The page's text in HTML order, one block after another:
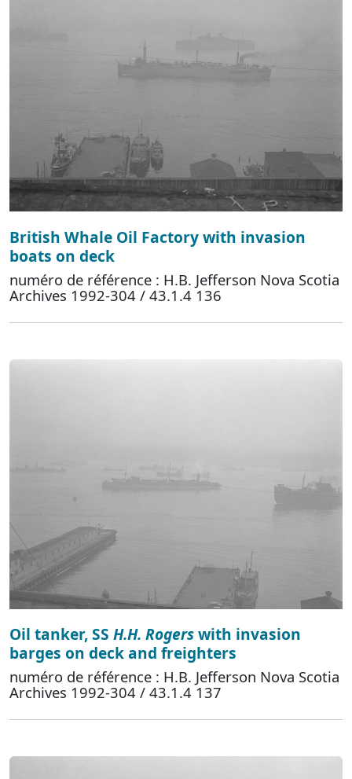
British Whale Oil Factory with invasion
boats on deck
numéro de référence : H.B. Jefferson Nova Scotia
Archives 1992-304 / 43.1.4 136
Oil tanker, SS H.H. Rogerswith invasion
barges on deck and freighters
numéro de référence : H.B. Jefferson Nova Scotia
Archives 1992-304 / 43.1.4 137